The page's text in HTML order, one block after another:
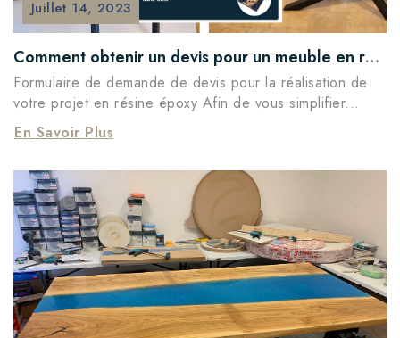
Juillet 14, 2023
Comment obtenir un devis pour un meuble en résine époxy
Formulaire de demande de devis pour la réalisation de
votre projet en résine époxy Afin de vous simplifier...
En Savoir Plus